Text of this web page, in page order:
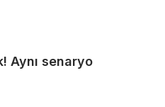
Aynı senaryo